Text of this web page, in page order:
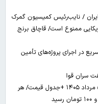
/ نایب‌رئیس کمیسیون گمرک
ممنوع است/ قاچاق برنج
در اجرای پروژه‌های تأمین
افزایش قیمت طلا و سکه در بازار امروز ۵ مرداد ۱۴۰۵ +جدول قیمت/ هر